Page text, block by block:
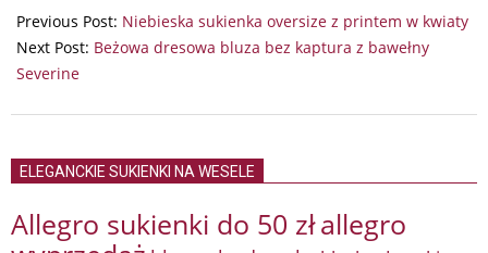
07-
26
Previous Post: Niebieska sukienka oversize z printem w kwiaty
Next Post: Beżowa dresowa bluza bez kaptura z bawełny
Severine
ELEGANCKIE SUKIENKI NA WESELE
Allegro sukienki do 50 złallegro